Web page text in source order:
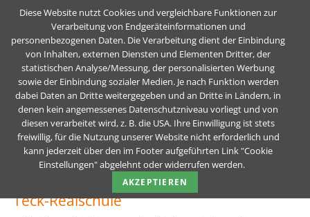
Tag der offenen Türe 2026
Teck-Realschule Kirchheim unter Teck Unser Schul-Blog News Details
Tag der offenen Türe 2026
12.02.2026von Team-Blog der TRS (Kommentare: 0)
Gelungener Tag der offenen Tür an der
Teck-Realschule
Diese Website nutzt Cookies und vergleichbare Funktionen zur
Verarbeitung von Endgeräteinformationen und
personenbezogenen Daten. Die Verarbeitung dient der Einbindung
von Inhalten, externen Diensten und Elementen Dritter, der
statistischen Analyse/Messung, der personalisierten Werbung
sowie der Einbindung sozialer Medien. Je nach Funktion werden
dabei Daten an Dritte weitergegeben und an Dritte in Ländern, in
denen kein angemessenes Datenschutzniveau vorliegt und von
diesen verarbeitet wird, z. B. die USA. Ihre Einwilligung ist stets
freiwillig, für die Nutzung unserer Website nicht erforderlich und
kann jederzeit über den im Footer aufgeführten Link "Cookie
Einstellungen" abgelehnt oder widerrufen werden.
AKZEPTIEREN